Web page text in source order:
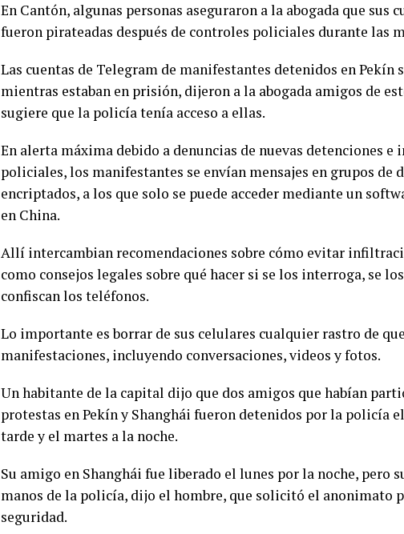
En Cantón, algunas personas aseguraron a la abogada que sus
fueron pirateadas después de controles policiales durante las
Las cuentas de Telegram de manifestantes detenidos en Pekín
mientras estaban en prisión, dijeron a la abogada amigos de
sugiere que la policía tenía acceso a ellas.
En alerta máxima debido a denuncias de nuevas detenciones
policiales, los manifestantes se envían mensajes en grupos de
encriptados, a los que solo se puede acceder mediante un
en China.
Allí intercambian recomendaciones sobre cómo evitar
como consejos legales sobre qué hacer si se los interroga, se
confiscan los teléfonos.
Lo importante es borrar de sus celulares cualquier rastro de
manifestaciones, incluyendo conversaciones, videos y fotos.
Un habitante de la capital dijo que dos amigos que habían
protestas en Pekín y Shanghái fueron detenidos por la policía
tarde y el martes a la noche.
Su amigo en Shanghái fue liberado el lunes por la noche, pero
manos de la policía, dijo el hombre, que solicitó el anonimato
seguridad.